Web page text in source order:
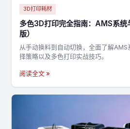
3D打印耗材
多色3D打印完全指南：AMS系
版）
从手动换料到自动切换，全面了解
择策略以及多色打印实战技巧。
阅读全文 »